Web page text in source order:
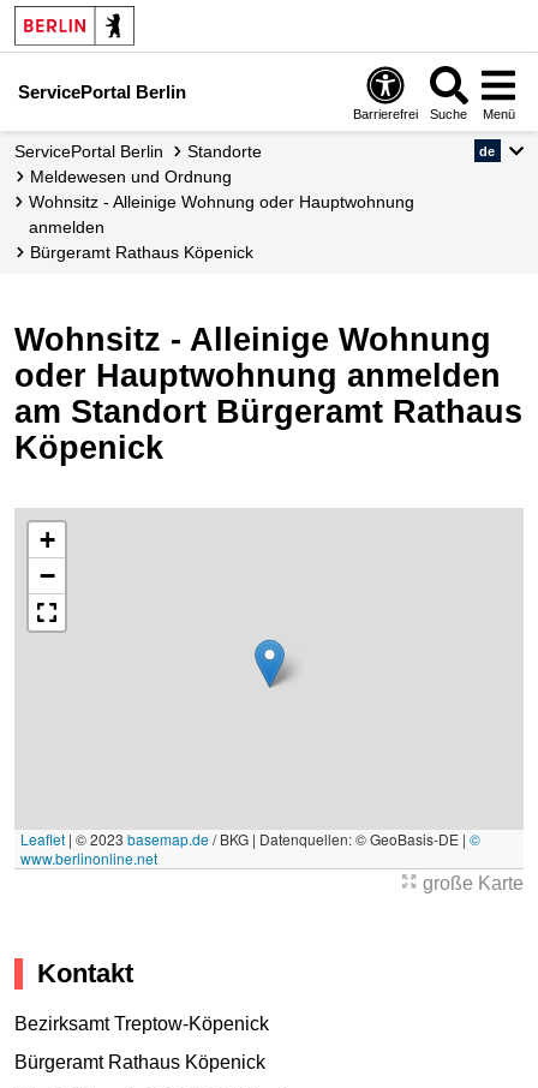
ServicePortal Berlin
Barrierefrei Suche Menü
ServicePortal Berlin
Standorte
Meldewesen und Ordnung
Wohnsitz - Alleinige Wohnung oder Hauptwohnung
anmelden
Bürgeramt Rathaus Köpenick
de
Wohnsitz - Alleinige Wohnung
oder Hauptwohnung anmelden
am Standort Bürgeramt Rathaus
Köpenick
+
−
Leaflet | © 2023 basemap.de/ BKG | Datenquellen: © GeoBasis-DE | ©
www.berlinonline.net
große Karte
Kontakt
Bezirksamt Treptow-Köpenick
Bürgeramt Rathaus Köpenick